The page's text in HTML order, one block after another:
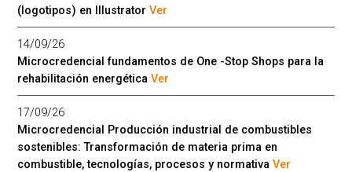
(logotipos) en IllustratorVer
14/09/26
Microcredencial fundamentos de One -Stop Shops para la
rehabilitación energéticaVer
17/09/26
Microcredencial Producción industrial de combustibles
sostenibles: Transformación de materia prima en
combustible, tecnologías, procesos y normativaVer